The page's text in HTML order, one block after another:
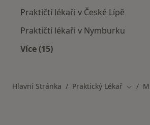
Praktičtí lékaři v České Lípě
Praktičtí lékaři v Nymburku
Více (15)
Hlavní Stránka Praktický Lékař